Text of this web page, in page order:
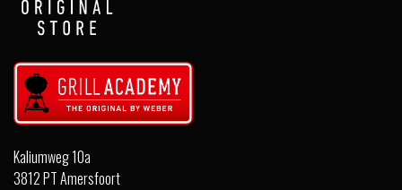
Kaliumweg 10a
3812 PT Amersfoort